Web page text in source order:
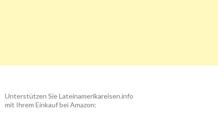
Unterstützen Sie Lateinamerikareisen.info
mit Ihrem Einkauf bei Amazon: